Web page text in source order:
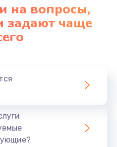
на вопросы,
задают чаще